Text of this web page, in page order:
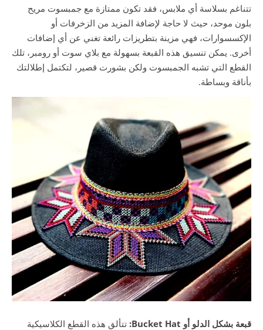
تتناغم بسلاسة أي ملابس، فقد تكون ممتازة مع جمبسوت مريح
بلون موحد، حيث لا حاجة لإضافة المزيد من الزخرفات أو
الإكسسوارات، فهي مزينة بتطريزات رائعة تغني عن أي إضافات
أخرى. يمكن تنسيق هذه القبعة بسهولة مع بلاي سوت أو رومبر، تلك
القطع التي تشبه الجمبسوت ولكن بشورت قصير، لتكتمل إطلالتك
بأناقة وبساطة.
قبعة بشكل الدلو أو Bucket Hat:
تتألق هذه القطع الكلاسيكية